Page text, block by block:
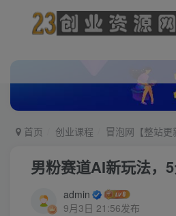
首页 创业课程 冒泡网【整站更
男粉赛道AI新玩法，
admin
9月3日 21:56发布